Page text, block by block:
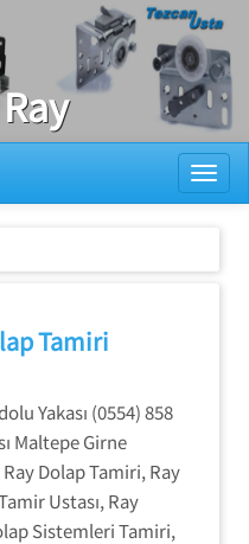
Tamiri
Yakası (0554) 858
Maltepe Girne
Dolap Tamiri, Ray
Ustası, Ray
Sistemleri Tamiri,